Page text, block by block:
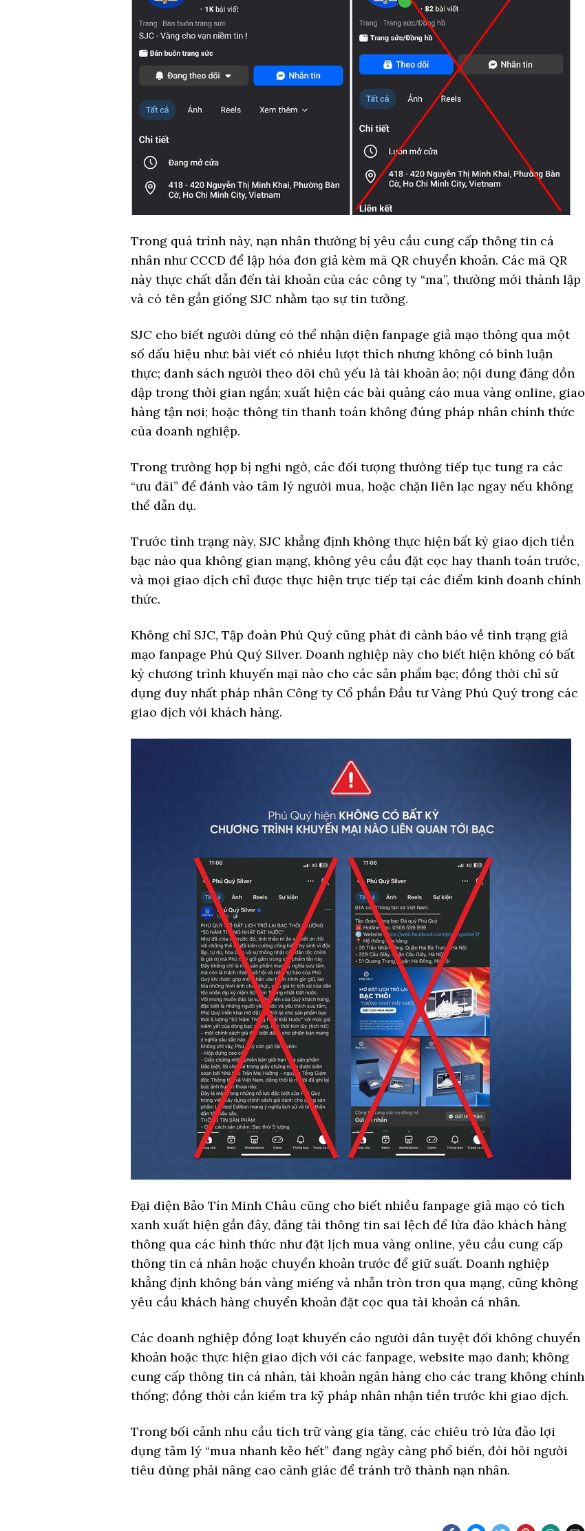
Trong quá trình này, nạn nhân thường bị yêu cầu cung cấp thông tin cá
nhân như CCCD để lập hóa đơn giả kèm mã QR chuyển khoản. Các mã QR
này thực chất dẫn đến tài khoản của các công ty “ma”, thường mới thành lập
và có tên gần giống SJC nhằm tạo sự tin tưởng.
SJC cho biết người dùng có thể nhận diện fanpage giả mạo thông qua một
số dấu hiệu như: bài viết có nhiều lượt thích nhưng không có bình luận
thực; danh sách người theo dõi chủ yếu là tài khoản ảo; nội dung đăng dồn
dập trong thời gian ngắn; xuất hiện các bài quảng cáo mua vàng online, giao
hàng tận nơi; hoặc thông tin thanh toán không đúng pháp nhân chính thức
của doanh nghiệp.
Trong trường hợp bị nghi ngờ, các đối tượng thường tiếp tục tung ra các
“ưu đãi” để đánh vào tâm lý người mua, hoặc chặn liên lạc ngay nếu không
thể dẫn dụ.
Trước tình trạng này, SJC khẳng định không thực hiện bất kỳ giao dịch tiền
bạc nào qua không gian mạng, không yêu cầu đặt cọc hay thanh toán trước,
và mọi giao dịch chỉ được thực hiện trực tiếp tại các điểm kinh doanh chính
thức.
Không chỉ SJC, Tập đoàn Phú Quý cũng phát đi cảnh báo về tình trạng giả
mạo fanpage Phú Quý Silver. Doanh nghiệp này cho biết hiện không có bất
kỳ chương trình khuyến mại nào cho các sản phẩm bạc; đồng thời chỉ sử
dụng duy nhất pháp nhân Công ty Cổ phần Đầu tư Vàng Phú Quý trong các
giao dịch với khách hàng.
Đại diện Bảo Tín Minh Châu cũng cho biết nhiều fanpage giả mạo có tích
xanh xuất hiện gần đây, đăng tải thông tin sai lệch để lừa đảo khách hàng
thông qua các hình thức như đặt lịch mua vàng online, yêu cầu cung cấp
thông tin cá nhân hoặc chuyển khoản trước để giữ suất. Doanh nghiệp
khẳng định không bán vàng miếng và nhẫn tròn trơn qua mạng, cũng không
yêu cầu khách hàng chuyển khoản đặt cọc qua tài khoản cá nhân.
Các doanh nghiệp đồng loạt khuyến cáo người dân tuyệt đối không chuyển
khoản hoặc thực hiện giao dịch với các fanpage, website mạo danh; không
cung cấp thông tin cá nhân, tài khoản ngân hàng cho các trang không chính
thống; đồng thời cần kiểm tra kỹ pháp nhân nhận tiền trước khi giao dịch.
Trong bối cảnh nhu cầu tích trữ vàng gia tăng, các chiêu trò lừa đảo lợi
dụng tâm lý “mua nhanh kẻo hết” đang ngày càng phổ biến, đòi hỏi người
tiêu dùng phải nâng cao cảnh giác để tránh trở thành nạn nhân.